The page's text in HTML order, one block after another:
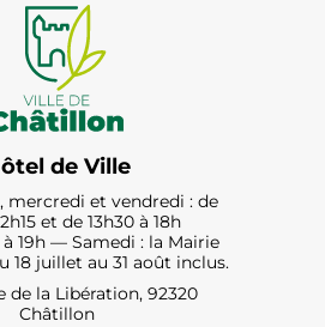
de Ville
mercredi et vendredi : de
et de 13h30 à 18h
à 19h — Samedi : la Mairie
18 juillet au 31 août inclus.
de la Libération, 92320
Châtillon